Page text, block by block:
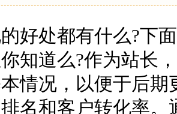
好处都有什么?下
知道么?作为站长
情况，以便于后
名和客户转化率